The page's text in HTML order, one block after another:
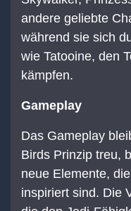
andere geliebte
während sie sich
wie Tatooine, den
kämpfen.
Gameplay
Das Gameplay
Birds Prinzip treu,
neue Elemente,
inspiriert sind. Die